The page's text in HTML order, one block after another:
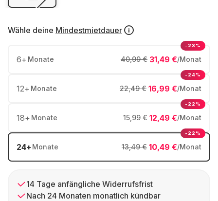
Wähle deine Mindestmietdauer
6+ Monate 31,49 €/Monat
40,99 €
-23%
12+ Monate 16,99 €/Monat
22,49 €
-24%
18+ Monate 12,49 €/Monat
15,99 €
-22%
24+ Monate 10,49 €/Monat
13,49 €
-22%
14 Tage anfängliche Widerrufsfrist
Nach 24 Monaten monatlich kündbar